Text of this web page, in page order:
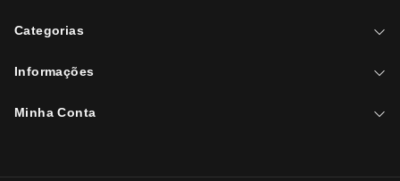
Categorias
Informações
Minha Conta